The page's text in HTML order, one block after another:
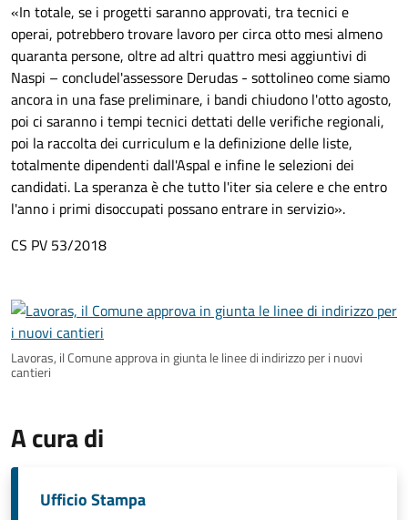
«In totale, se i progetti saranno approvati, tra tecnici e
operai, potrebbero trovare lavoro per circa otto mesi almeno
quaranta persone, oltre ad altri quattro mesi aggiuntivi di
Naspi – concludel'assessore Derudas - sottolineo come siamo
ancora in una fase preliminare, i bandi chiudono l'otto agosto,
poi ci saranno i tempi tecnici dettati delle verifiche regionali,
poi la raccolta dei curriculum e la definizione delle liste,
totalmente dipendenti dall'Aspal e infine le selezioni dei
candidati. La speranza è che tutto l'iter sia celere e che entro
l'anno i primi disoccupati possano entrare in servizio».
CS PV 53/2018
Lavoras, il Comune approva in giunta le linee di indirizzo per i nuovi
cantieri
A cura di
Ufficio Stampa